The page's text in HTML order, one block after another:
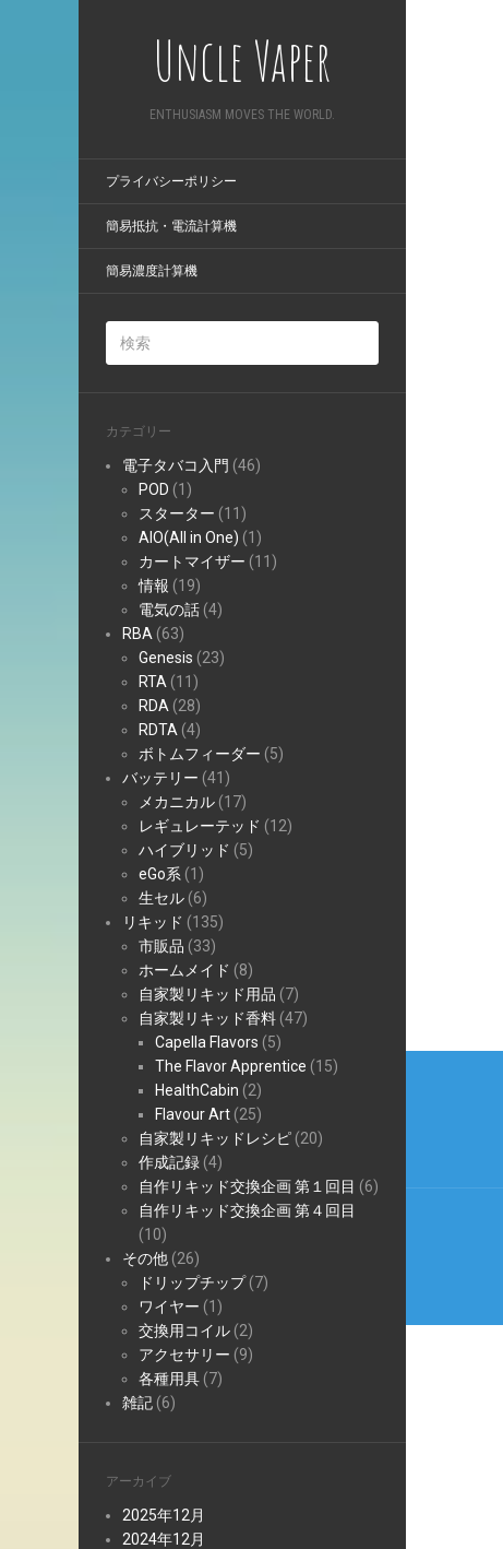
Uncle Vaper
ENTHUSIASM MOVES THE WORLD.
プライバシーポリシー
簡易抵抗・電流計算機
簡易濃度計算機
カテゴリー
電子タバコ入門 (46)
POD (1)
スターター (11)
AIO(All in One) (1)
カートマイザー (11)
情報 (19)
電気の話 (4)
RBA (63)
Genesis (23)
RTA (11)
RDA (28)
RDTA (4)
ボトムフィーダー (5)
バッテリー (41)
メカニカル (17)
レギュレーテッド (12)
ハイブリッド (5)
eGo系 (1)
生セル (6)
リキッド (135)
市販品 (33)
ホームメイド (8)
自家製リキッド用品 (7)
自家製リキッド香料 (47)
Capella Flavors (5)
The Flavor Apprentice (15)
HealthCabin (2)
Flavour Art (25)
自家製リキッドレシピ (20)
作成記録 (4)
自作リキッド交換企画 第１回目 (6)
自作リキッド交換企画 第４回目
(10)
その他 (26)
ドリップチップ(7)
ワイヤー (1)
交換用コイル (2)
アクセサリー (9)
各種用具 (7)
雑記 (6)
アーカイブ
2025年12月
2024年12月